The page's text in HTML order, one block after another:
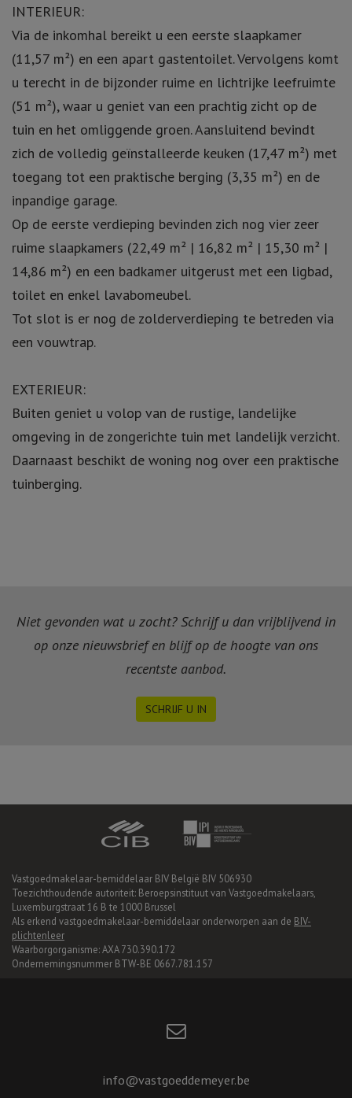
INTERIEUR:
Via de inkomhal bereikt u een eerste slaapkamer
(11,57 m²) en een apart gastentoilet. Vervolgens komt
u terecht in de bijzonder ruime en lichtrijke leefruimte
(51 m²), waar u geniet van een prachtig zicht op de
tuin en het omliggende groen. Aansluitend bevindt
zich de volledig geïnstalleerde keuken (17,47 m²) met
toegang tot een praktische berging (3,35 m²) en de
inpandige garage.
Op de eerste verdieping bevinden zich nog vier zeer
ruime slaapkamers (22,49 m² | 16,82 m² | 15,30 m² |
14,86 m²) en een badkamer uitgerust met een ligbad,
toilet en enkel lavabomeubel.
Tot slot is er nog de zolderverdieping te betreden via
EXTERIEUR:
Buiten geniet u volop van de rustige, landelijke
omgeving in de zongerichte tuin met landelijk verzicht.
Daarnaast beschikt de woning nog over een praktische
Niet gevonden wat u zocht? Schrijf u dan vrijblijvend in
op onze nieuwsbrief en blijf op de hoogte van ons
recentste aanbod.
Vastgoedmakelaar-bemiddelaar BIV België BIV 506930
Toezichthoudende autoriteit: Beroepsinstituut van Vastgoedmakelaars,
Luxemburgstraat 16 B te 1000 Brussel
Als erkend vastgoedmakelaar-bemiddelaar onderworpen aan de
plichtenleer